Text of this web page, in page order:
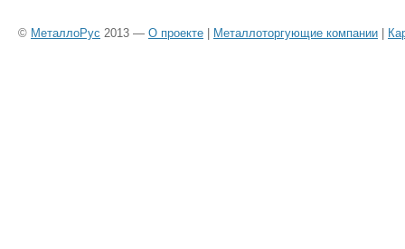
© МеталлоРус 2013 — О проекте | Металлоторгующие компании |